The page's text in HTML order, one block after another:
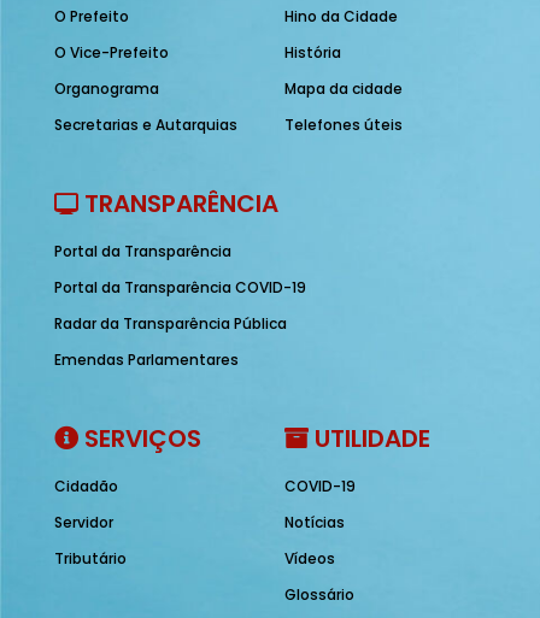
O Prefeito
O Vice-Prefeito
Organograma
Secretarias e Autarquias
Hino da Cidade
História
Mapa da cidade
Telefones úteis
TRANSPARÊNCIA
Portal da Transparência
Portal da Transparência COVID-19
Radar da Transparência Pública
Emendas Parlamentares
SERVIÇOS
Cidadão
Servidor
Tributário
UTILIDADE
COVID-19
Notícias
Vídeos
Glossário